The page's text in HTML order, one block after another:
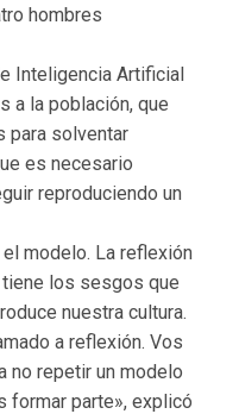
hombres
Inteligencia Artificial
a la población, que
para solventar
es necesario
reproduciendo un
modelo. La reflexión
los sesgos que
nuestra cultura.
a reflexión. Vos
no repetir un modelo
formar parte», explicó